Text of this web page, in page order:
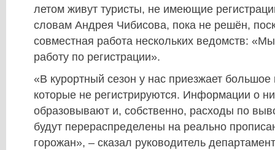
летом живут туристы, не имеющие
словам Андрея Чибисова, пока не решён,
совместная работа нескольких ведомств:
работу по регистрации».
«В курортный сезон у нас приезжает большое
которые не регистрируются. Информации о
образовывают и, собственно, расходы по
будут перераспределены на реально
горожан», – сказал руководитель